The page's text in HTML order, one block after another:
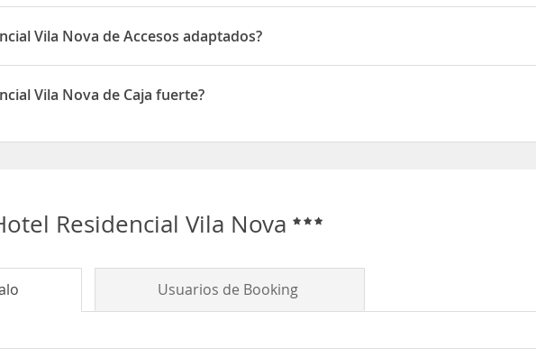
Residencial Vila Nova disponen de Aire acondicionado
Vila Nova de Accesos adaptados?
dispone de Accesos adaptados
Vila Nova de Caja fuerte?
Residencial Vila Nova
Usuarios de Booking